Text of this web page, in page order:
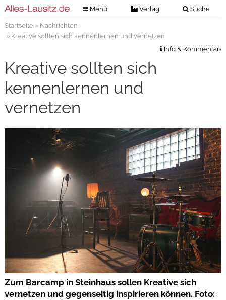
Menü Verlag Suche
Verlag
Kontakt
Veranstaltungstickets
Anzeigenannahme
Digitale Ausgaben
Startseite» Nachrichten
» Kreative sollten sich kennenlernen und vernetzen
Info & Kommentare
Kreative sollten sich
kennenlernen und
vernetzen
Zum Barcamp in Steinhaus sollen Kreative sich
vernetzen und gegenseitig inspirieren können. Foto: